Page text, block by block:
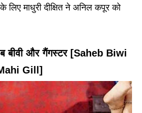
माधुरी दीक्षित ने अनिल कपूर को
बीवी और गैंगस्टर [Saheb Biwi
Gill]